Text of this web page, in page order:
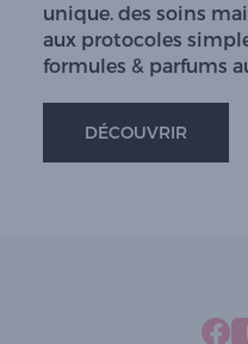
unique. des soins
aux protocoles
formules & parfums
DÉCOUVRIR